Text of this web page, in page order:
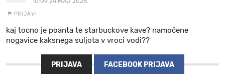
PRIJAVI
kaj tocno je poanta te starbuckove kave? namočene
nogavice kaksnega suljota v vroci vodi??
PRIJAVA FACEBOOK PRIJAVA